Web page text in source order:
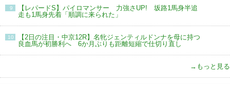
9
【レパードS】パイロマンサー 力強さUP! 坂路1馬身半追
走も1馬身先着「順調に来られた」
10
【2日の注目・中京12R】名牝ジェンティルドンナを母に持つ
良血馬が初勝利へ 6か月ぶりも距離短縮で仕切り直し
→もっと見る